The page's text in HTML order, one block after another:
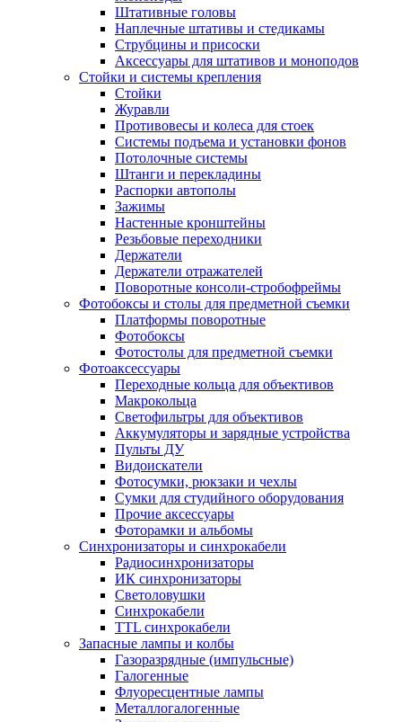
Штативные головы
Наплечные штативы и стедикамы
Струбцины и присоски
Аксессуары для штативов и моноподов
Стойки и системы крепления
Стойки
Журавли
Противовесы и колеса для стоек
Системы подъема и установки фонов
Потолочные системы
Штанги и перекладины
Распорки автополы
Зажимы
Настенные кронштейны
Резьбовые переходники
Держатели
Держатели отражателей
Поворотные консоли-стробофреймы
Фотобоксы и столы для предметной съемки
Платформы поворотные
Фотобоксы
Фотостолы для предметной съемки
Фотоаксессуары
Переходные кольца для объективов
Макрокольца
Светофильтры для объективов
Аккумуляторы и зарядные устройства
Пульты ДУ
Видоискатели
Фотосумки, рюкзаки и чехлы
Сумки для студийного оборудования
Прочие аксессуары
Фоторамки и альбомы
Синхронизаторы и синхрокабели
Радиосинхронизаторы
ИК синхронизаторы
Светоловушки
Синхрокабели
TTL синхрокабели
Запасные лампы и колбы
Газоразрядные (импульсные)
Галогенные
Флуоресцентные лампы
Металлогалогенные